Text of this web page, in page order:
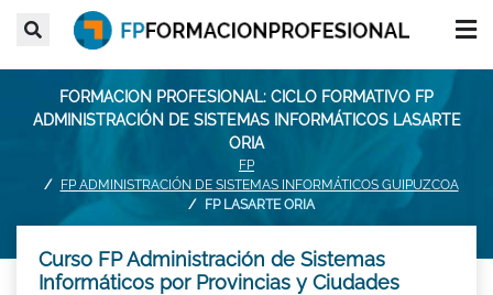
FORMACION PROFESIONAL: CICLO FORMATIVO FP
ADMINISTRACIÓN DE SISTEMAS INFORMÁTICOS LASARTE
ORIA
FP
FP ADMINISTRACIÓN DE SISTEMAS INFORMÁTICOS GUIPUZCOA
FP LASARTE ORIA
Curso FP Administración de Sistemas
Informáticos por Provincias y Ciudades